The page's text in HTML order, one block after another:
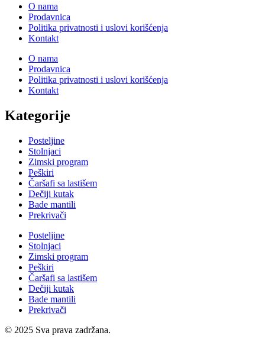
O nama
Prodavnica
Politika privatnosti i uslovi korišćenja
Kontakt
O nama
Prodavnica
Politika privatnosti i uslovi korišćenja
Kontakt
Kategorije
Posteljine
Stolnjaci
Zimski program
Peškiri
Čaršafi sa lastišem
Dečiji kutak
Bade mantili
Prekrivači
Posteljine
Stolnjaci
Zimski program
Peškiri
Čaršafi sa lastišem
Dečiji kutak
Bade mantili
Prekrivači
© 2025 Sva prava zadržana.